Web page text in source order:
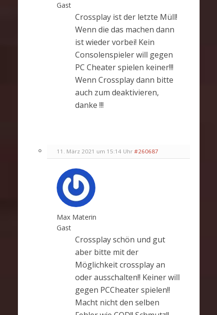
Gast
Crossplay ist der letzte Müll!
Wenn die das machen dann
ist wieder vorbei! Kein
Consolenspieler will gegen
PC Cheater spielen keiner!!!
Wenn Crossplay dann bitte
auch zum deaktivieren,
danke !!!
11. März 2021 um 15:14 Uhr #260687
Max Materin
Gast
Crossplay schön und gut
aber bitte mit der
Möglichkeit crossplay an
oder ausschalten!! Keiner will
gegen PCCheater spielen!!
Macht nicht den selben